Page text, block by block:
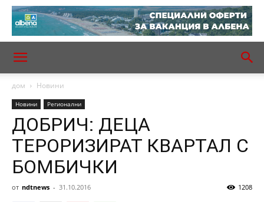
дом Новини
Новини Регионални
ДОБРИЧ: ДЕЦА
ТЕРОРИЗИРАТ КВАРТАЛ С
БОМБИЧКИ
от ndtnews - 31.10.2016 1208